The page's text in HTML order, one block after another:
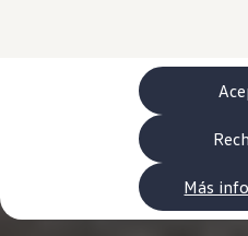
Más
Neumáticos
Modelos antiguos
Servicio para
myVolkswagen
Ayuda con
Navigation
Extras digitales
Buscar